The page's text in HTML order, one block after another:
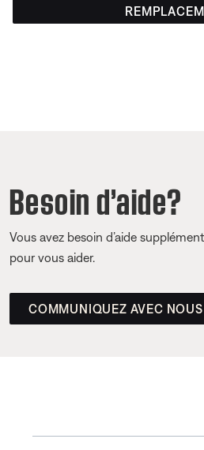
Besoin d’aide?
Vous avez besoin d’aide
pour vous aider.
COMMUNIQUEZ AVEC NOUS